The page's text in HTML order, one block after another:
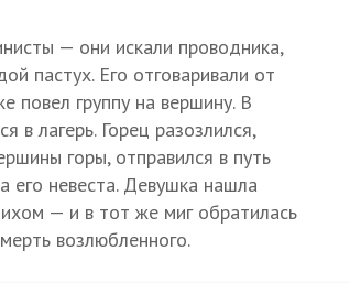
— они искали проводника,
пастух. Его отговаривали от
повел группу на вершину. В
в лагерь. Горец разозлился,
горы, отправился в путь
его невеста. Девушка нашла
— и в тот же миг обратилась
возлюбленного.